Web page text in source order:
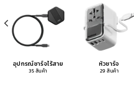
อุปกรณ์ชาร์จไร้สาย
35 สินค้า
หัวชาร์จ
29 สินค้า